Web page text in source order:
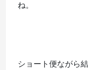
ね。
ショート便ながら